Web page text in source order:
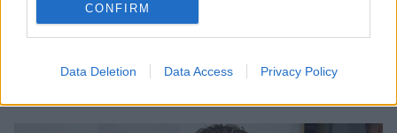
CONFIRM
Data Deletion Data Access Privacy Policy
Έλσα Χοσκ: Η beauty routine που ακολουθεί
για νεανική και λαμπερή επιδερμίδα